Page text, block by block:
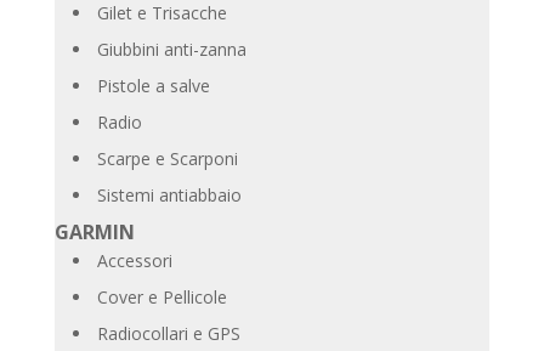
Gilet e Trisacche
Giubbini anti-zanna
Pistole a salve
Radio
Scarpe e Scarponi
Sistemi antiabbaio
GARMIN
Accessori
Cover e Pellicole
Radiocollari e GPS